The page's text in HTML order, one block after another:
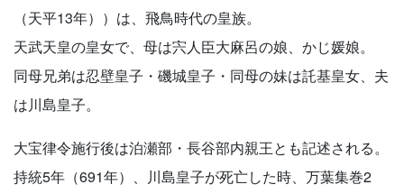
（天平13年））は、飛鳥時代の皇族。
天武天皇の皇女で、母は宍人臣大麻呂の娘、かじ媛娘。
同母兄弟は忍壁皇子・磯城皇子・同母の妹は託基皇女、夫
は川島皇子。
大宝律令施行後は泊瀬部・長谷部内親王とも記述される。
持統5年（691年）、川島皇子が死亡した時、万葉集巻2